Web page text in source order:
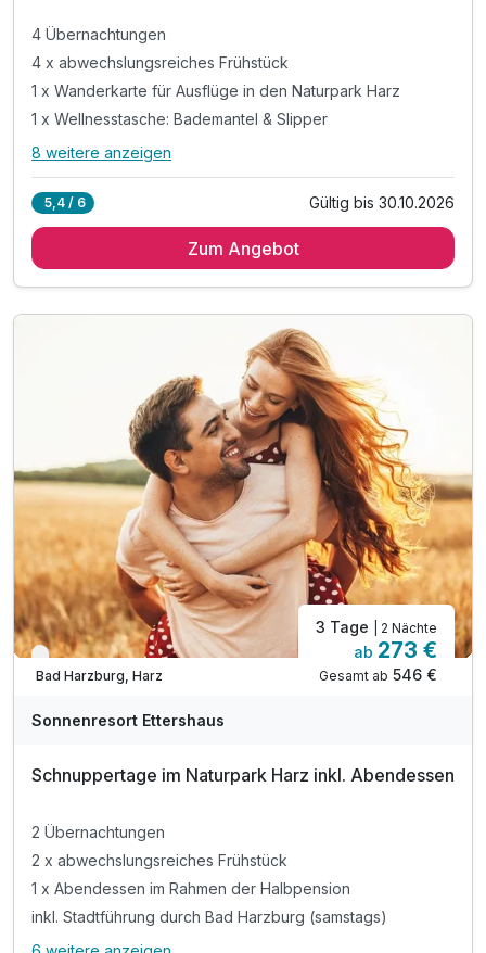
4 Übernachtungen
4 x abwechslungsreiches Frühstück
1 x Wanderkarte für Ausflüge in den Naturpark Harz
1 x Wellnesstasche: Bademantel & Slipper
Alle Inklusivleistungen
4 x abwechslungsreiches Frühstück
inkl. Nutzung des 1000m² großen Wellnessbereiches
inkl. Nutzung Innen- & Außenpool (Badelandschaft)
inkl. Saunalandschaft mit drei Saunen
inkl. Sonnenterrasse mit Blick auf die Burgberg
inkl. Ruheraum mit Panorama-Fenster
inkl. Verleih von Babyausstattung (z.B. Babybett)
inkl. Parkplatz am Hotel
inkl. Wlan Nutzung im Hotel
8 weitere anzeigen
5,4 / 6 Gültig bis 30.10.2026
Zum Angebot
Nur noch bis Oktober
Bad Harzburg, Harz
3 Tage | 2 Nächte
ab 273 €
Gesamt ab 546 €
Sonnenresort Ettershaus
Schnuppertage im Naturpark Harz inkl. Abendessen
2 Übernachtungen
2 x abwechslungsreiches Frühstück
1 x Abendessen im Rahmen der Halbpension
inkl. Stadtführung durch Bad Harzburg (samstags)